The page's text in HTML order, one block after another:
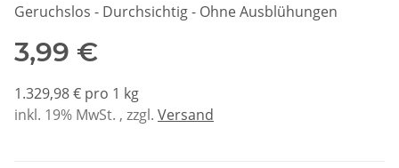
Geruchslos - Durchsichtig - Ohne Ausblühungen
3,99 €
1.329,98 € pro 1 kg
inkl. 19% MwSt. , zzgl. Versand